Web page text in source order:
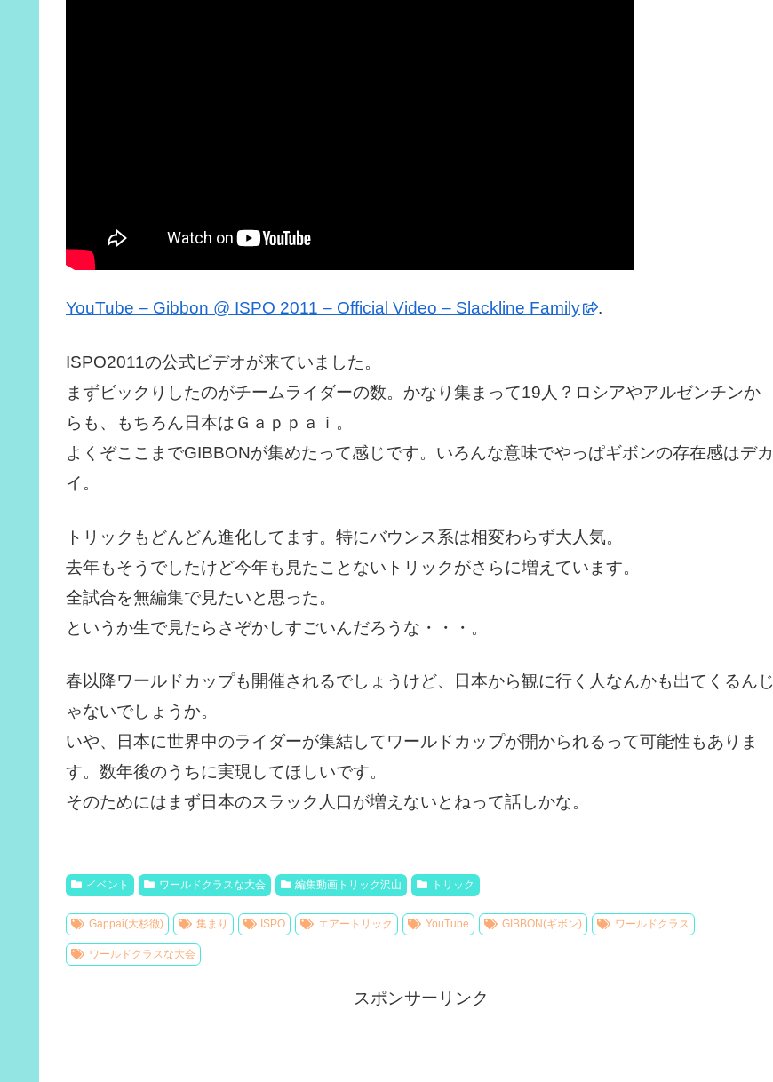
YouTube – Gibbon @ ISPO 2011 – Official Video – Slackline Family .
ISPO2011の公式ビデオが来ていました。
まずビックりしたのがチームライダーの数。かなり集まって19人？ロシアやアルゼンチンか
らも、もちろん日本はＧａｐｐａｉ。
よくぞここまでGIBBONが集めたって感じです。いろんな意味でやっぱギボンの存在感はデカ
イ。
トリックもどんどん進化してます。特にバウンス系は相変わらず大人気。
去年もそうでしたけど今年も見たことないトリックがさらに増えています。
全試合を無編集で見たいと思った。
というか生で見たらさぞかしすごいんだろうな・・・。
春以降ワールドカップも開催されるでしょうけど、日本から観に行く人なんかも出てくるんじ
ゃないでしょうか。
いや、日本に世界中のライダーが集結してワールドカップが開かられるって可能性もありま
す。数年後のうちに実現してほしいです。
そのためにはまず日本のスラック人口が増えないとねって話しかな。
イベント ワールドクラスな大会 編集動画トリック沢山 トリック
Gappai(大杉徹) 集まり ISPO エアートリック YouTube GIBBON(ギボン) ワールドクラス
ワールドクラスな大会
スポンサーリンク